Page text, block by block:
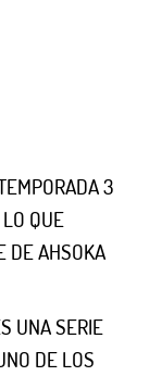
3
QUE
DE AHSOKA
UNA SERIE
DE LOS